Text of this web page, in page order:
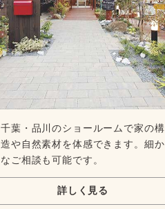
千葉・品川のショールームで家の構
造や自然素材を体感できます。細か
なご相談も可能です。
詳しく見る